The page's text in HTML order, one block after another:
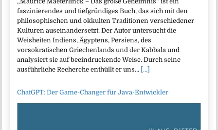
faszinierendes und tiefgründiges Buch, das sich mit den
philosophischen und okkulten Traditionen verschiedener
Kulturen auseinandersetzt. Der Autor untersucht die
Weisheiten Indiens, Ägyptens, Persiens, des
vorsokratischen Griechenlands und der Kabbala und
analysiert sie auf beeindruckende Weise. Durch seine
ausführliche Recherche enthüllt er uns… [...]
ChatGPT: Der Game-Changer für Java-Entwickler